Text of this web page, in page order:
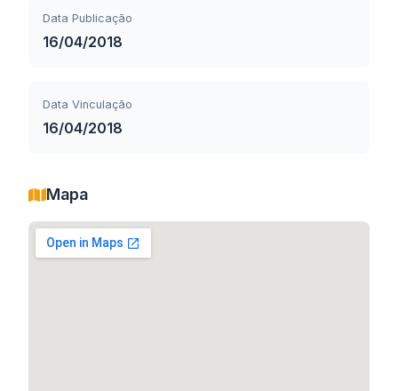
Data Publicação
16/04/2018
Data Vinculação
16/04/2018
Mapa